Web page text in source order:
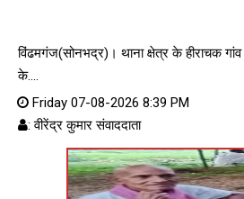
विंढमगंज(सोनभद्र)। थाना क्षेत्र के हीराचक
के....
Friday 07-08-2026 8:39 PM
: वीरेंद्र कुमार संवाददाता